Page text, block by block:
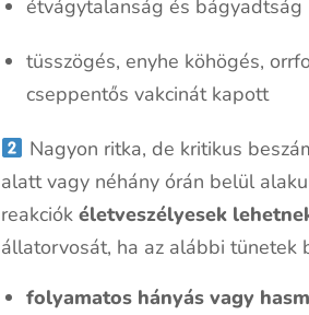
étvágytalanság és bágyadtság
tüsszögés, enyhe köhögés,
cseppentős vakcinát kapott
Nagyon ritka, de kritikus
alatt vagy néhány órán belül
reakciók életveszélyesek
állatorvosát, ha az alábbi tünetek
folyamatos hányás vagy